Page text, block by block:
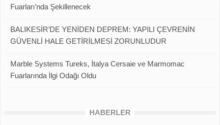
Fuarları’nda Şekillenecek
BALIKESİR’DE YENİDEN DEPREM: YAPILI ÇEVRENİN
GÜVENLİ HALE GETİRİLMESİ ZORUNLUDUR
Marble Systems Tureks, İtalya Cersaie ve Marmomac
Fuarlarında İlgi Odağı Oldu
HABERLER